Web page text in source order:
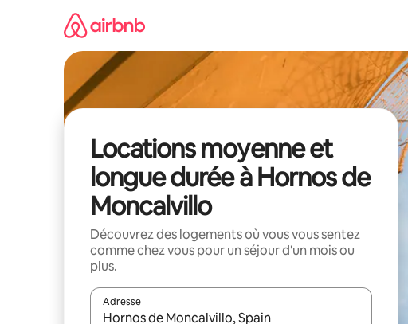
Locations moyenne et
longue durée à Hornos de
Moncalvillo
Découvrez des logements où vous vous sentez
comme chez vous pour un séjour d'un mois ou
plus.
Adresse
Lorsque les résultats s'affichent, utilisez les flèches vers le